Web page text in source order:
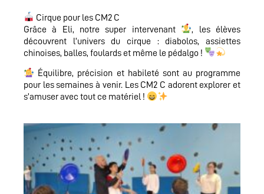
Cirque pour les CM2 C
Grâce à Eli, notre super intervenant
, les élèves
découvrent l’univers du cirque : diabolos, assiettes
chinoises, balles, foulards et même le pédalgo !
Équilibre, précision et habileté sont au programme
pour les semaines à venir. Les CM2 C adorent explorer et
s’amuser avec tout ce matériel !